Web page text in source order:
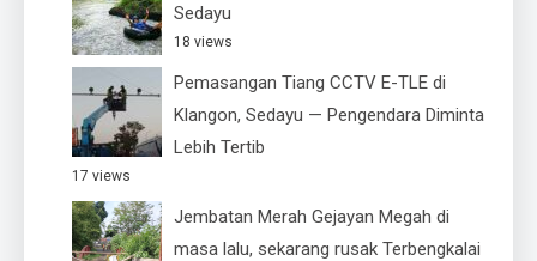
Sedayu
18 views
Pemasangan Tiang CCTV E-TLE di
Klangon, Sedayu — Pengendara Diminta
Lebih Tertib
17 views
Jembatan Merah Gejayan Megah di
masa lalu, sekarang rusak Terbengkalai